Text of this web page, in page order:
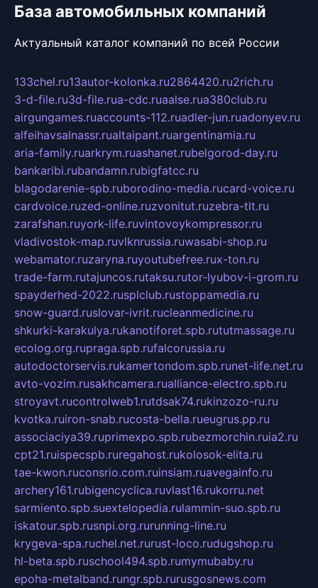
База автомобильных компаний
Актуальный каталог компаний по всей России
133chel.ru13autor-kolonka.ru2864420.ru2rich.ru
3-d-file.ru3d-file.rua-cdc.ruaalse.rua380club.ru
airgungames.ruaccounts-112.ruadler-jun.ruadonyev.ru
alfeihavsalnassr.rualtaipant.ruargentinamia.ru
aria-family.ruarkrym.ruashanet.rubelgorod-day.ru
bankaribi.rubandamn.rubigfatcc.ru
blagodarenie-spb.ruborodino-media.rucard-voice.ru
cardvoice.ruzed-online.ruzvonitut.ruzebra-tlt.ru
zarafshan.ruyork-life.ruvintovoykompressor.ru
vladivostok-map.ruvlknrussia.ruwasabi-shop.ru
webamator.ruzaryna.ruyoutubefree.rux-ton.ru
trade-farm.rutajuncos.rutaksu.rutor-lyubov-i-grom.ru
spayderhed-2022.rusplclub.rustoppamedia.ru
snow-guard.ruslovar-ivrit.rucleanmedicine.ru
shkurki-karakulya.rukanotiforet.spb.rututmassage.ru
ecolog.org.rupraga.spb.rufalcorussia.ru
autodoctorservis.rukamertondom.spb.runet-life.net.ru
avto-vozim.rusakhcamera.rualliance-electro.spb.ru
stroyavt.rucontrolweb1.rutdsak74.rukinzozo-ru.ru
kvotka.ruiron-snab.rucosta-bella.rueugrus.pp.ru
associaciya39.ruprimexpo.spb.rubezmorchin.ruia2.ru
cpt21.ruispecspb.ruregahost.rukolosok-elita.ru
tae-kwon.ruconsrio.com.ruinsiam.ruavegainfo.ru
archery161.rubigencyclica.ruvlast16.rukorru.net
sarmiento.spb.suextelopedia.rulammin-suo.spb.ru
iskatour.spb.rusnpi.org.rurunning-line.ru
krygeva-spa.ruchel.net.rurust-loco.rudugshop.ru
hl-beta.spb.ruschool494.spb.rumymubaby.ru
epoha-metalband.rungr.spb.rurusgosnews.com